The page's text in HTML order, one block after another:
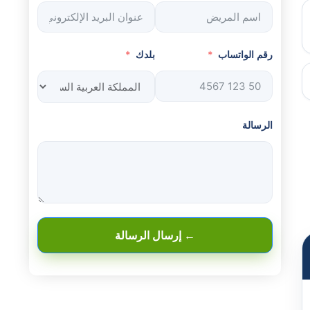
رقم الواتساب بلدك
الرسالة
← إرسال الرسالة